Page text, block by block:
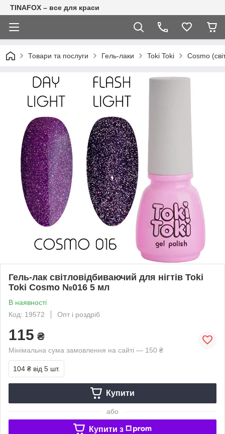
TINAFOX – все для краси
Товари та послуги Гель-лаки Toki Toki Cosmo
Гель-лак світловідбиваючий для нігтів Toki
Toki Cosmo №016 5 мл
В наявності
Код: 19572
Опт і роздріб
115 ₴
Мінімальна сума замовлення на сайті — 150 ₴
104 ₴ від 5 шт.
Купити
або
Купити з